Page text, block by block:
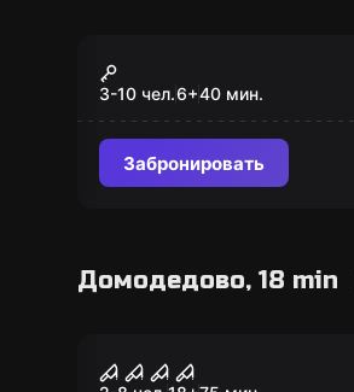
Pixel Quest
(Серпуховская)
3-10 чел.6+40 мин.
Забронировать
Домодедово, 18 min
Морг